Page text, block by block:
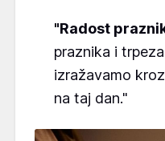
"Radost
praznika i
izražavamo
na taj dan."